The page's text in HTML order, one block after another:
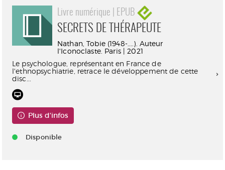
Livre numérique | EPUB
SECRETS DE THÉRAPEUTE
Nathan, Tobie (1948-....). Auteur
l'Iconoclaste. Paris | 2021
Le psychologue, représentant en France de
l'ethnopsychiatrie, retrace le développement de cette
disc...
Plus d'infos
Disponible